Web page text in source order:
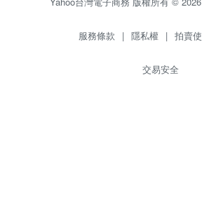
服務條款 | 隱私權 | 拍賣
交易安全